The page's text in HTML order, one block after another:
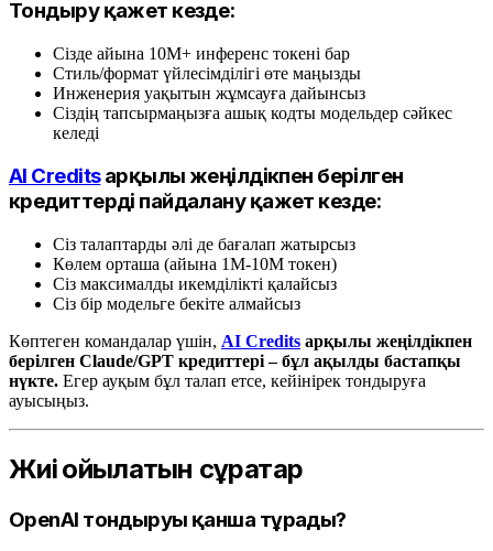
Тондыру қажет кезде:
Сізде айына 10M+ инференс токені бар
Стиль/формат үйлесімділігі өте маңызды
Инженерия уақытын жұмсауға дайынсыз
Сіздің тапсырмаңызға ашық кодты модельдер сәйкес
келеді
AI Creditsарқылы жеңілдікпен берілген
кредиттерді пайдалану қажет кезде:
Сіз талаптарды әлі де бағалап жатырсыз
Көлем орташа (айына 1M-10M токен)
Сіз максималды икемділікті қалайсыз
Сіз бір модельге бекіте алмайсыз
Көптеген командалар үшін, AI Credits арқылы жеңілдікпен
берілген Claude/GPT кредиттері – бұл ақылды бастапқы
нүкте. Егер ауқым бұл талап етсе, кейінірек тондыруға
ауысыңыз.
Жиі қойылатын сұрақтар
OpenAI тондыруы қанша тұрады?